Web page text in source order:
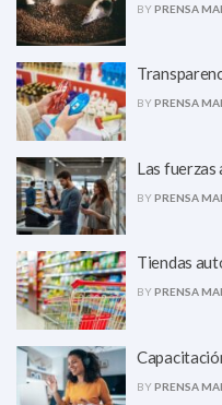
BYPRENSA
BYPRENSA
Las fuerzas
BYPRENSA
Tiendas
BYPRENSA
BYPRENSA